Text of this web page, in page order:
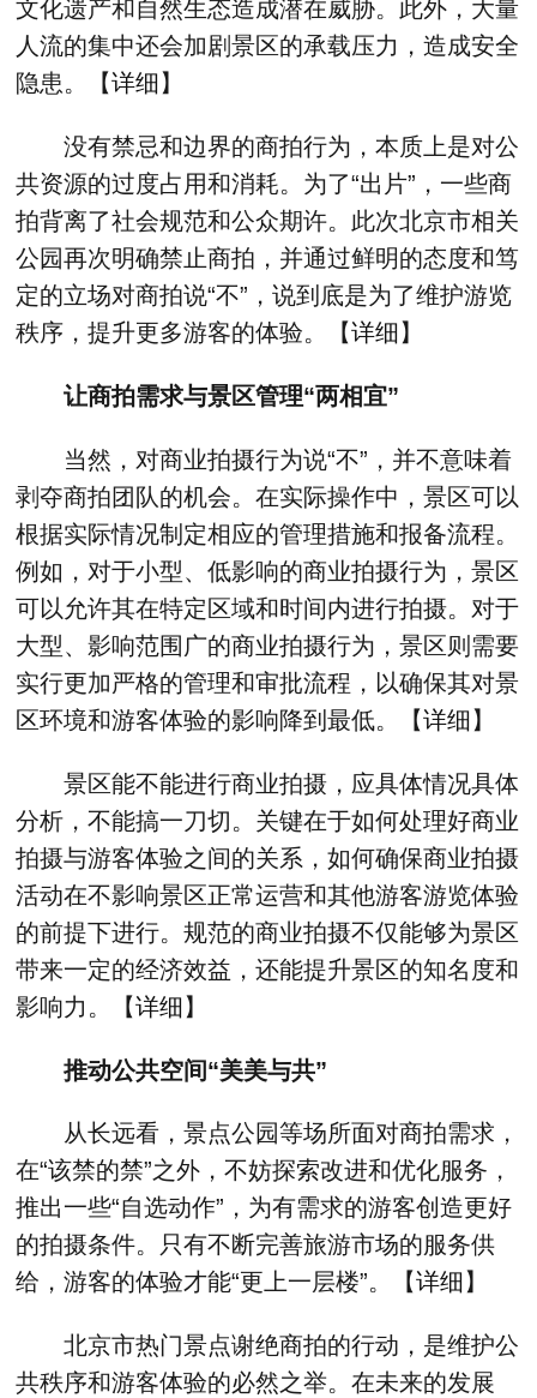
文化遗产和自然生态造成潜在威胁。此外，大量
人流的集中还会加剧景区的承载压力，造成安全
隐患。【详细 】
没有禁忌和边界的商拍行为，本质上是对公
共资源的过度占用和消耗。为了“出片”，一些商
拍背离了社会规范和公众期许。此次北京市相关
公园再次明确禁止商拍，并通过鲜明的态度和笃
定的立场对商拍说“不”，说到底是为了维护游览
秩序，提升更多游客的体验。【详细 】
让商拍需求与景区管理“两相宜”
当然，对商业拍摄行为说“不”，并不意味着
剥夺商拍团队的机会。在实际操作中，景区可以
根据实际情况制定相应的管理措施和报备流程。
例如，对于小型、低影响的商业拍摄行为，景区
可以允许其在特定区域和时间内进行拍摄。对于
大型、影响范围广的商业拍摄行为，景区则需要
实行更加严格的管理和审批流程，以确保其对景
区环境和游客体验的影响降到最低。【详细 】
景区能不能进行商业拍摄，应具体情况具体
分析，不能搞一刀切。关键在于如何处理好商业
拍摄与游客体验之间的关系，如何确保商业拍摄
活动在不影响景区正常运营和其他游客游览体验
的前提下进行。规范的商业拍摄不仅能够为景区
带来一定的经济效益，还能提升景区的知名度和
影响力。【详细】
推动公共空间“美美与共”
从长远看，景点公园等场所面对商拍需求，
在“该禁的禁”之外，不妨探索改进和优化服务，
推出一些“自选动作”，为有需求的游客创造更好
的拍摄条件。只有不断完善旅游市场的服务供
给，游客的体验才能“更上一层楼”。【详细 】
北京市热门景点谢绝商拍的行动，是维护公
共秩序和游客体验的必然之举。在未来的发展